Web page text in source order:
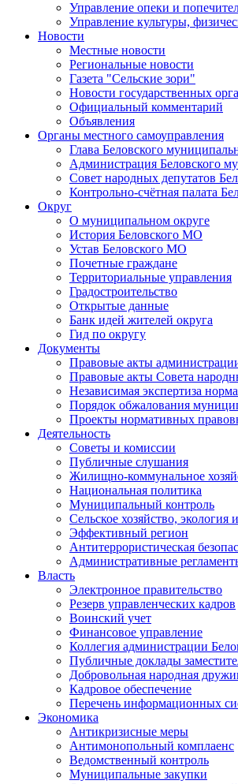
Управление опеки и
Управление культуры,
Новости
Местные новости
Региональные новости
Газета "Сельские зори"
Новости государственных
Официальный комментарий
Объявления
Органы местного самоуправления
Глава Беловского
Администрация Беловского
Совет народных депутатов
Контрольно-счётная палата
Округ
О муниципальном округе
История Беловского МО
Устав Беловского МО
Почетные граждане
Территориальные управления
Градостроительство
Открытые данные
Банк идей жителей округа
Гид по округу
Документы
Правовые акты
Правовые акты Совета
Независимая экспертиза
Порядок обжалования
Проекты нормативных
Деятельность
Советы и комиссии
Публичные слушания
Жилищно-коммунальное
Национальная политика
Муниципальный контроль
Сельское хозяйство, экология
Эффективный регион
Антитеррористическая
Административные
Власть
Электронное правительство
Резерв управленческих кадров
Воинский учет
Финансовое управление
Коллегия администрации
Публичные доклады
Добровольная народная
Кадровое обеспечение
Перечень информационных
Экономика
Антикризисные меры
Антимонопольный комплаенс
Ведомственный контроль
Муниципальные закупки